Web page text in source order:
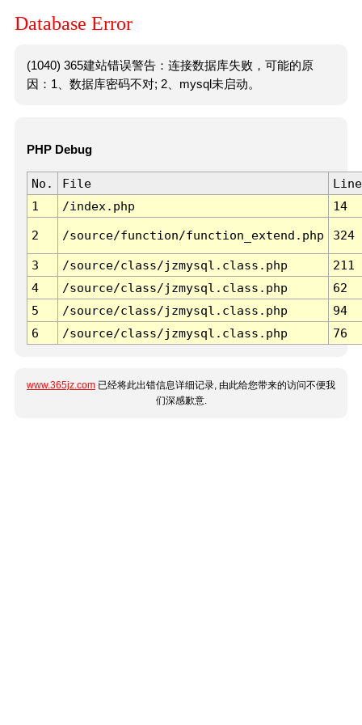
Database Error
(1040) 365建站错误警告：连接数据库失败，可能的原
因：1、数据库密码不对; 2、mysql未启动。
PHP Debug
No. File
Line
1
/index.php 14
2 /source/function/function_extend.php 324
3 /source/class/jzmysql.class.php
211
4
/source/class/jzmysql.class.php
62
5
/source/class/jzmysql.class.php
94
6
/source/class/jzmysql.class.php 76
www.365jz.com 已经将此出错信息详细记录, 由此给您带来的访问不便我
们深感歉意.